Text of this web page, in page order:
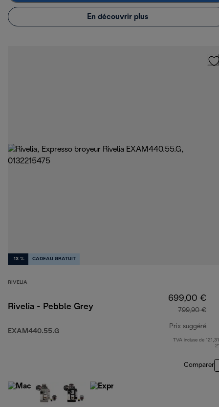
En découvrir plus
-13 % CADEAU GRATUIT
RIVELIA
Rivelia - Pebble Grey
EXAM440.55.G
699,00 €
799,90 €
Prix suggéré
TVA incluse de
Comparer